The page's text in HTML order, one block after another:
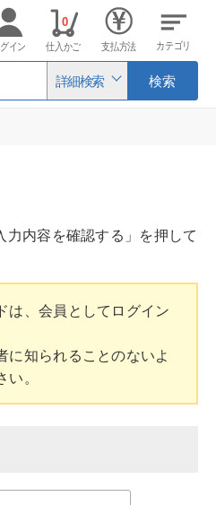
詳細検索 検索
イン 仕入かご
0
支払方法 カテゴリ
内容を確認する」を押して
は、会員としてログイン
に知られることのないよ
。